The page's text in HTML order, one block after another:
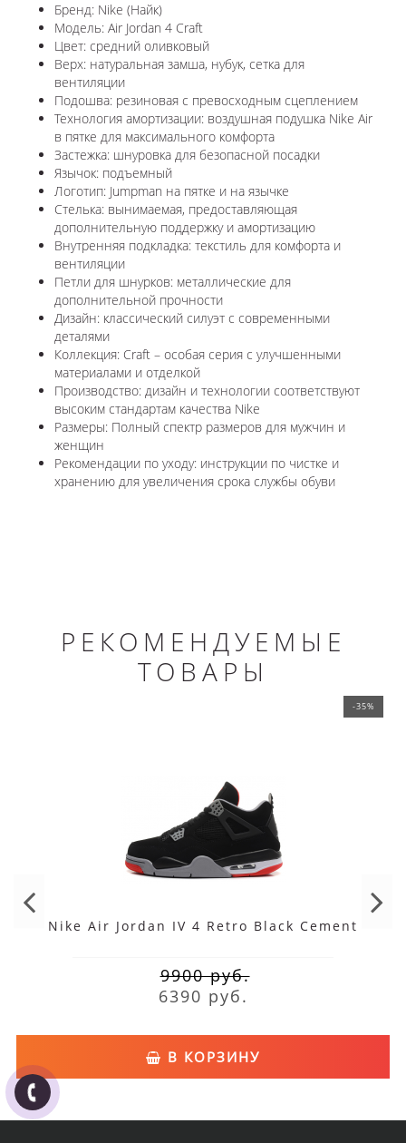
Бренд: Nike (Найк)
Модель: Air Jordan 4 Craft
Цвет: средний оливковый
Верх: натуральная замша, нубук, сетка для
вентиляции
Подошва: резиновая с превосходным сцеплением
Технология амортизации: воздушная подушка Nike Air
в пятке для максимального комфорта
Застежка: шнуровка для безопасной посадки
Язычок: подъемный
Логотип: Jumpman на пятке и на язычке
Стелька: вынимаемая, предоставляющая
дополнительную поддержку и амортизацию
Внутренняя подкладка: текстиль для комфорта и
вентиляции
Петли для шнурков: металлические для
дополнительной прочности
Дизайн: классический силуэт с современными
деталями
Коллекция: Craft – особая серия с улучшенными
материалами и отделкой
Производство: дизайн и технологии соответствуют
высоким стандартам качества Nike
Размеры: Полный спектр размеров для мужчин и
женщин
Рекомендации по уходу: инструкции по чистке и
хранению для увеличения срока службы обуви
РЕКОМЕНДУЕМЫЕ
ТОВАРЫ
-35%
Nike Air Jordan IV 4 Retro Black Cement
9900 руб.
6390 руб.
В КОРЗИНУ